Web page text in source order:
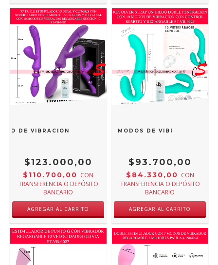
DE VIBRACION Y PLUG ANAL CON 10 MODOS DE
$123.000,00
$110.700,00 CON
TRANSFERENCIA O DEPÓSITO
BANCARIO
DOBLE PENTRACION CON 10 MODOS DE VIBRACION
$93.700,00
$84.330,00 CON
TRANSFERENCIA O DEPÓSITO
BANCARIO